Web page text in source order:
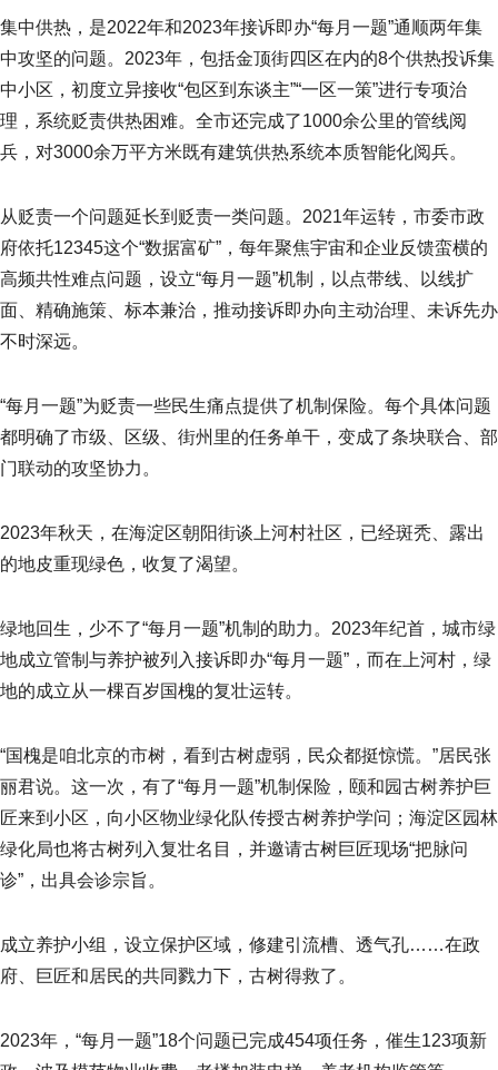
集中供热，是2022年和2023年接诉即办“每月一题”通顺两年集
中攻坚的问题。2023年，包括金顶街四区在内的8个供热投诉集
中小区，初度立异接收“包区到东谈主”“一区一策”进行专项治
理，系统贬责供热困难。全市还完成了1000余公里的管线阅
兵，对3000余万平方米既有建筑供热系统本质智能化阅兵。
从贬责一个问题延长到贬责一类问题。2021年运转，市委市政
府依托12345这个“数据富矿”，每年聚焦宇宙和企业反馈蛮横的
高频共性难点问题，设立“每月一题”机制，以点带线、以线扩
面、精确施策、标本兼治，推动接诉即办向主动治理、未诉先办
不时深远。
“每月一题”为贬责一些民生痛点提供了机制保险。每个具体问题
都明确了市级、区级、街州里的任务单干，变成了条块联合、部
门联动的攻坚协力。
2023年秋天，在海淀区朝阳街谈上河村社区，已经斑秃、露出
的地皮重现绿色，收复了渴望。
绿地回生，少不了“每月一题”机制的助力。2023年纪首，城市绿
地成立管制与养护被列入接诉即办“每月一题”，而在上河村，绿
地的成立从一棵百岁国槐的复壮运转。
“国槐是咱北京的市树，看到古树虚弱，民众都挺惊慌。”居民张
丽君说。这一次，有了“每月一题”机制保险，颐和园古树养护巨
匠来到小区，向小区物业绿化队传授古树养护学问；海淀区园林
绿化局也将古树列入复壮名目，并邀请古树巨匠现场“把脉问
诊”，出具会诊宗旨。
成立养护小组，设立保护区域，修建引流槽、透气孔……在政
府、巨匠和居民的共同戮力下，古树得救了。
2023年，“每月一题”18个问题已完成454项任务，催生123项新